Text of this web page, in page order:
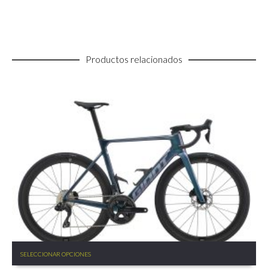
Productos relacionados
SELECCIONAR OPCIONES
producto